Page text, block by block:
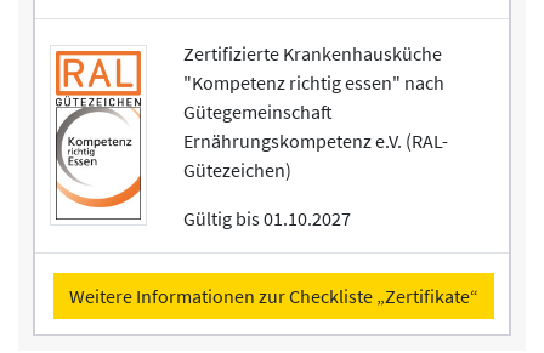
Zertifizierte Krankenhausküche
"Kompetenz richtig essen" nach
Gütegemeinschaft
Ernährungskompetenz e.V. (RAL-
Gütezeichen)
Gültig bis 01.10.2027
Weitere Informationen zur Checkliste „Zertifikate“